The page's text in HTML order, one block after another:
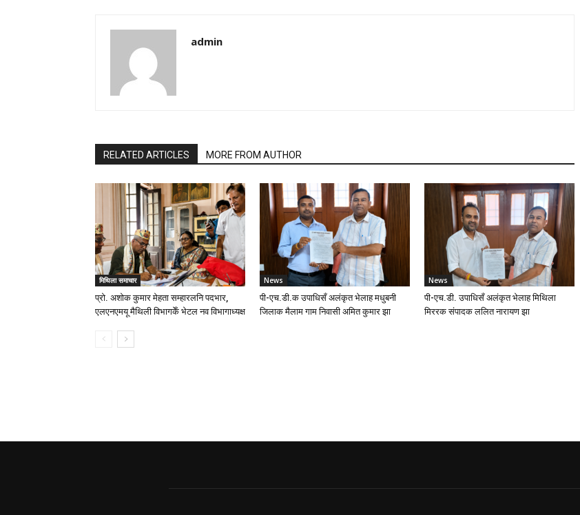
admin
RELATED ARTICLES MORE FROM AUTHOR
मिथिला समाचार
प्रो. अशोक कुमार मेहता सम्हारलनि पदभार,
एलएनएमयू मैथिली विभागकेँ भेटल नव विभागाध्यक्ष
News
पी-एच.डी.क उपाधिसँ अलंकृत भेलाह मधुबनी
जिलाक मैलाम गाम निवासी अमित कुमार झा
News
पी-एच.डी. उपाधिसँ अलंकृत भेलाह मिथिला
मिररक संपादक ललित नारायण झा